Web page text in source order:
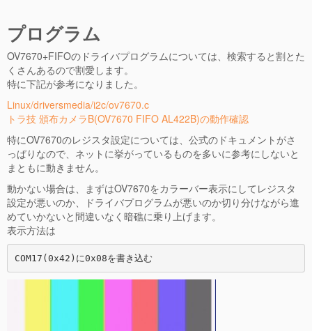
プログラム
OV7670+FIFOのドライバプログラムについては、検索すると割とた
くさんあるので割愛します。
特に下記が参考になりました。
Linux/driversmedia/i2c/ov7670.c
トラ技 頒布カメラB(OV7670 FIFO AL422B)の動作確認
特にOV7670のレジスタ設定については、公式のドキュメントがさ
っぱりなので、ネットに挙がっているものを多いに参考にしないと
まともに動きません。
動かない場合は、まずはOV7670をカラーバー表示にしてレジスタ
設定が悪いのか、ドライバプログラムが悪いのか切り分けながら進
めていかないと間違いなく暗礁に乗り上げます。
表示方法は